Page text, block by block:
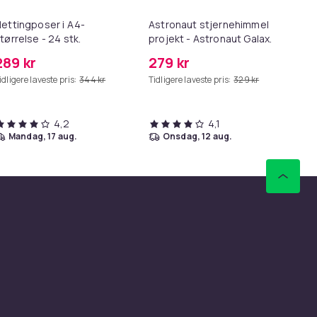
i A4-
- 24 stk.
kr
laveste pris: 344 kr
4,2
mandag, 17 aug.
Astronaut stjernehimmel
projekt - Astronaut Galaxy
USB
279 kr
Tidligere laveste pris: 329 kr
4,1
onsdag, 12 aug.